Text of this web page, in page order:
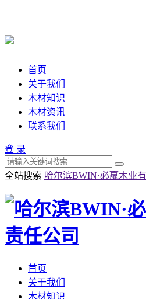
首页
关于我们
木材知识
木材资讯
联系我们
登 录
全站搜索 哈尔滨BWIN·必赢木业
首页
关于我们
木材知识